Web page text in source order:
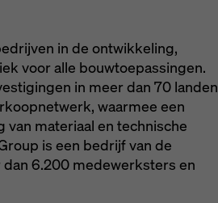
in de ontwikkeling,
voor alle bouwtoepassingen.
in meer dan 70 landen
waarmee een
materiaal en technische
is een bedrijf van de
6.200 medewerksters en